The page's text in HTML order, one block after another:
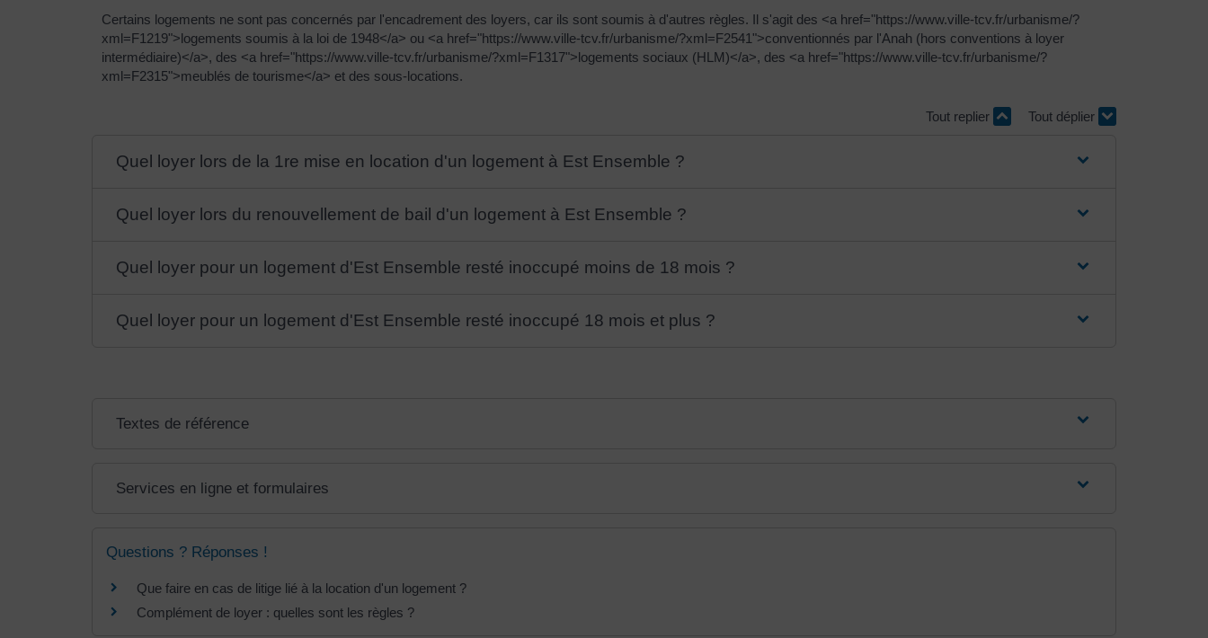
Certains logements ne sont pas concernés par l'encadrement des loyers, car ils sont soumis à d'autres règles. Il s'agit des <a href="https://www.ville-tcv.fr/urbanisme/?
xml=F1219">logements soumis à la loi de 1948</a> ou <a href="https://www.ville-tcv.fr/urbanisme/?xml=F2541">conventionnés par l'Anah (hors conventions à loyer
intermédiaire)</a>, des <a href="https://www.ville-tcv.fr/urbanisme/?xml=F1317">logements sociaux (HLM)</a>, des <a href="https://www.ville-tcv.fr/urbanisme/?
xml=F2315">meublés de tourisme</a> et des sous-locations.
Tout replier Tout déplier
Quel loyer lors de la 1re mise en location d'un logement à Est Ensemble ?
Quel loyer lors du renouvellement de bail d'un logement à Est Ensemble ?
Quel loyer pour un logement d'Est Ensemble resté inoccupé moins de 18 mois ?
Quel loyer pour un logement d'Est Ensemble resté inoccupé 18 mois et plus ?
Textes de référence
Services en ligne et formulaires
Questions ? Réponses !
Que faire en cas de litige lié à la location d'un logement ?
Complément de loyer : quelles sont les règles ?